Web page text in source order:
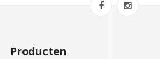
Producten